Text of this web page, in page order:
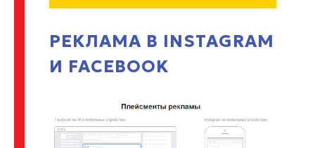
РЕКЛАМА В INSTAGRAM
И FACEBOOK